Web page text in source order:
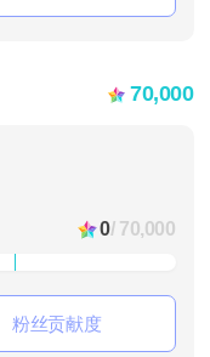
70,000
0/ 70,000
粉丝贡献度